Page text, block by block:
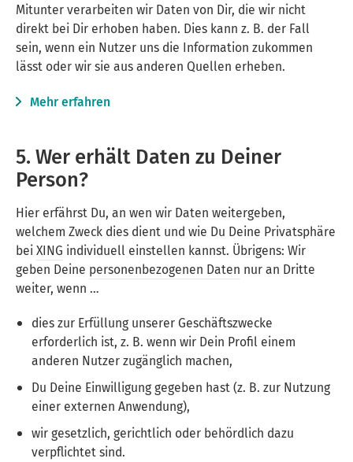
Mitunter verarbeiten wir Daten von Dir, die wir nicht
direkt bei Dir erhoben haben. Dies kann z. B. der Fall
sein, wenn ein Nutzer uns die Information zukommen
lässt oder wir sie aus anderen Quellen erheben.
Mehr erfahren
5. Wer erhält Daten zu Deiner
Person?
Hier erfährst Du, an wen wir Daten weitergeben,
welchem Zweck dies dient und wie Du Deine Privatsphäre
beiXING individuell einstellen kannst. Übrigens: Wir
geben Deine personenbezogenen Daten nur an Dritte
weiter, wenn …
dies zur Erfüllung unserer Geschäftszwecke
erforderlich ist, z. B. wenn wir Dein Profil einem
anderen Nutzer zugänglich machen,
Du Deine Einwilligung gegeben hast (z. B. zur Nutzung
einer externen Anwendung),
wir gesetzlich, gerichtlich oder behördlich dazu
verpflichtet sind.